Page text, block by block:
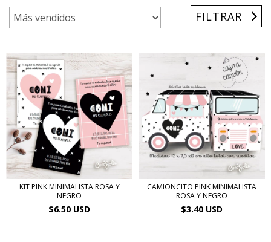
FILTRAR
KIT PINK MINIMALISTA ROSA Y
NEGRO
$6.50 USD
CAMIONCITO PINK MINIMALISTA
ROSA Y NEGRO
$3.40 USD